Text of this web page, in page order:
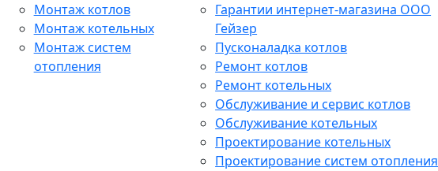
Монтаж котлов
Монтаж котельных
Монтаж систем
отопления
Гарантии интернет-магазина ООО
Гейзер
Пусконаладка котлов
Ремонт котлов
Ремонт котельных
Обслуживание и сервис котлов
Обслуживание котельных
Проектирование котельных
Проектирование систем отопления